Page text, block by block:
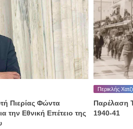
Πιερίας Φώντα
την Εθνική Επέτειο της
Περικλής
Παρέλαση
1940-41